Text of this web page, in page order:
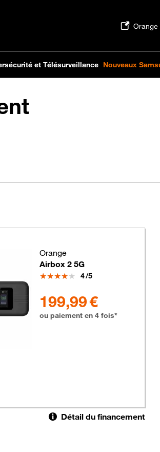
Orange
Airbox 2 5G
Note
4/5
199,99 €
ou paiement en 4 fois*
Détail du financement